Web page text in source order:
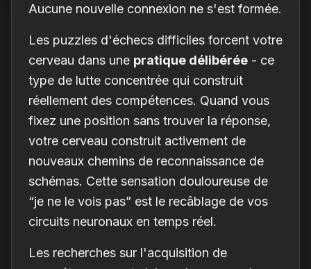
Aucune nouvelle connexion ne s'est formée.
Les puzzles d'échecs difficiles forcent votre
cerveau dans une pratique délibérée - ce
type de lutte concentrée qui construit
réellement des compétences. Quand vous
fixez une position sans trouver la réponse,
votre cerveau construit activement de
nouveaux chemins de reconnaissance de
schémas. Cette sensation douloureuse de
“je ne le vois pas” est le recâblage de vos
circuits neuronaux en temps réel.
Les recherches sur l'acquisition de